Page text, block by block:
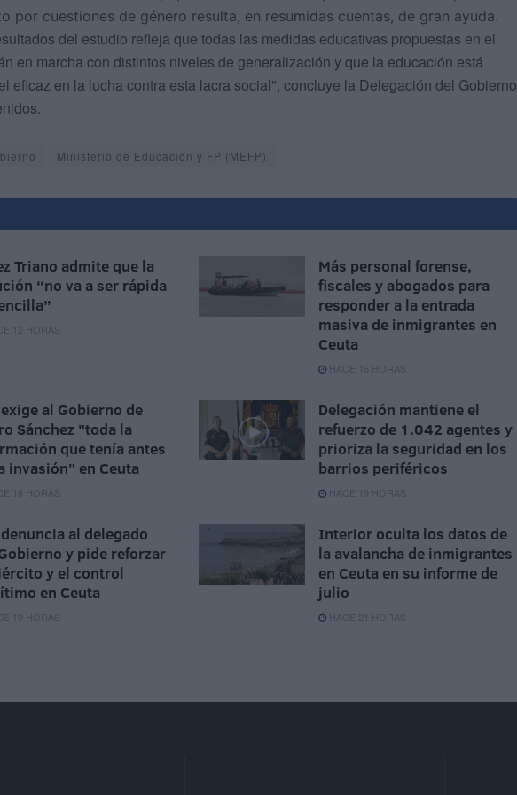
por cuestiones de género resulta, en resumidas cuentas, de gran ayuda.
del estudio refleja que todas las medidas educativas propuestas en el
en marcha con distintos niveles de generalización y que la educación está
eficaz en la lucha contra esta lacra social", concluye la Delegación del Gobierno
Ministerio de Educación y FP (MEFP)
Triano admite que la
“no va a ser rápida
12 HORAS
Más personal forense,
fiscales y abogados para
responder a la entrada
masiva de inmigrantes en
Ceuta
HACE 16 HORAS
al Gobierno de
Sánchez "toda la
que tenía antes
invasión" en Ceuta
18 HORAS
Delegación mantiene el
refuerzo de 1.042 agentes y
prioriza la seguridad en los
barrios periféricos
HACE 19 HORAS
al delegado
y pide reforzar
y el control
en Ceuta
19 HORAS
Interior oculta los datos de
la avalancha de inmigrantes
en Ceuta en su informe de
julio
HACE 21 HORAS